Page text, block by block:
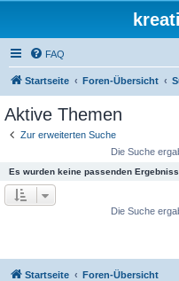
FAQ
Startseite Foren-Übersicht
Aktive Themen
Zur erweiterten Suche
Die Suche
Es wurden keine passenden
Die Suche
Startseite Foren-Übersicht